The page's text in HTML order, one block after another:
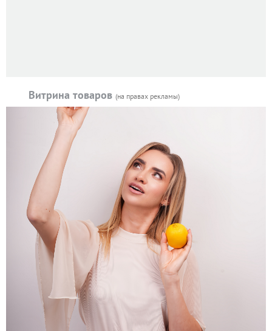
Витрина товаров (на правах рекламы)